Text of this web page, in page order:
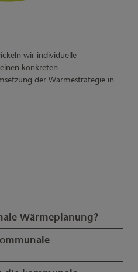
wir individuelle
konkreten
der Wärmestrategie in
Wärmeplanung?
ist ein Planungsinstrument für
also der Transformation
Wärmeversorgung, einen
Planungsprozess sollen
besteht im Wesentlichen aus